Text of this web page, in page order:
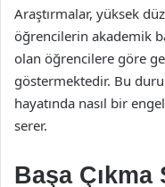
Araştırmalar, yüksek
öğrencilerin akademik
olan öğrencilere göre
göstermektedir. Bu
hayatında nasıl bir
serer.
Başa